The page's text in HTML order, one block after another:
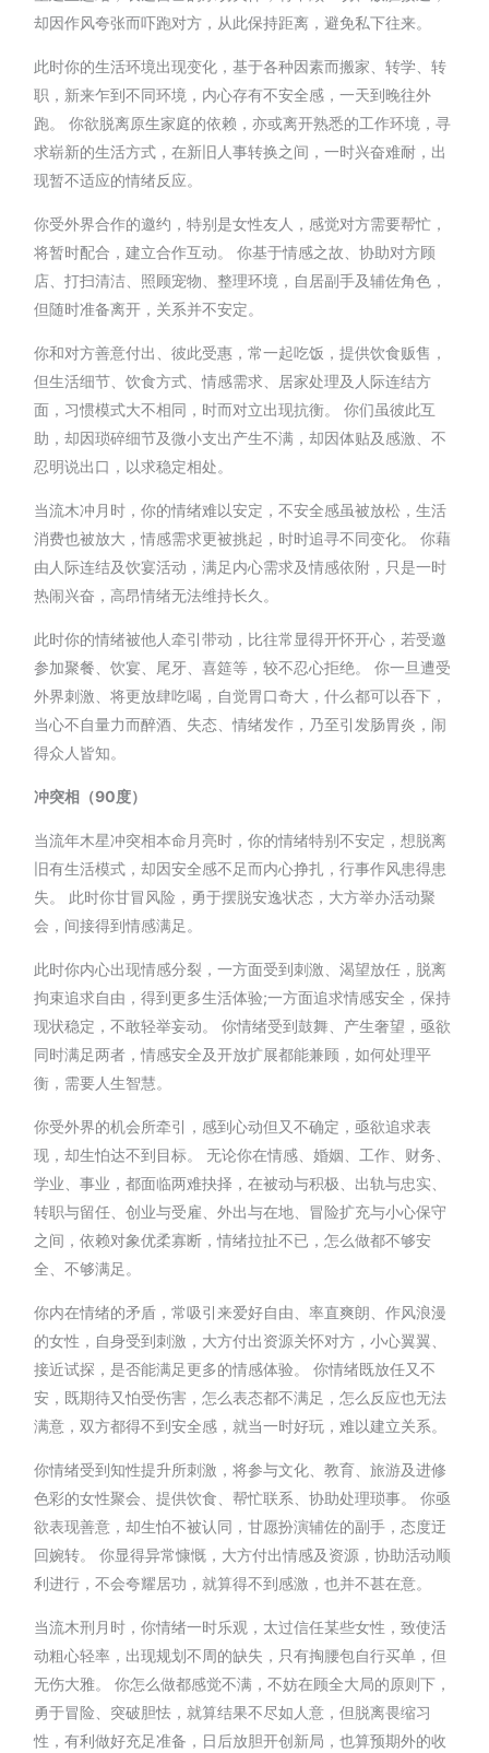
却因作风夸张而吓跑对方，从此保持距离，避免私下往来。
此时你的生活环境出现变化，基于各种因素而搬家、转学、转
职，新来乍到不同环境，内心存有不安全感，一天到晚往外
跑。 你欲脱离原生家庭的依赖，亦或离开熟悉的工作环境，寻
求崭新的生活方式，在新旧人事转换之间，一时兴奋难耐，出
现暂不适应的情绪反应。
你受外界合作的邀约，特别是女性友人，感觉对方需要帮忙，
将暂时配合，建立合作互动。 你基于情感之故、协助对方顾
店、打扫清洁、照顾宠物、整理环境，自居副手及辅佐角色，
但随时准备离开，关系并不安定。
你和对方善意付出、彼此受惠，常一起吃饭，提供饮食贩售，
但生活细节、饮食方式、情感需求、居家处理及人际连结方
面，习惯模式大不相同，时而对立出现抗衡。 你们虽彼此互
助，却因琐碎细节及微小支出产生不满，却因体贴及感激、不
忍明说出口，以求稳定相处。
当流木冲月时，你的情绪难以安定，不安全感虽被放松，生活
消费也被放大，情感需求更被挑起，时时追寻不同变化。 你藉
由人际连结及饮宴活动，满足内心需求及情感依附，只是一时
热闹兴奋，高昂情绪无法维持长久。
此时你的情绪被他人牵引带动，比往常显得开怀开心，若受邀
参加聚餐、饮宴、尾牙、喜筵等，较不忍心拒绝。 你一旦遭受
外界刺激、将更放肆吃喝，自觉胃口奇大，什么都可以吞下，
当心不自量力而醉酒、失态、情绪发作，乃至引发肠胃炎，闹
得众人皆知。
冲突相（90度）
当流年木星冲突相本命月亮时，你的情绪特别不安定，想脱离
旧有生活模式，却因安全感不足而内心挣扎，行事作风患得患
失。 此时你甘冒风险，勇于摆脱安逸状态，大方举办活动聚
会，间接得到情感满足。
此时你内心出现情感分裂，一方面受到刺激、渴望放任，脱离
拘束追求自由，得到更多生活体验;一方面追求情感安全，保持
现状稳定，不敢轻举妄动。 你情绪受到鼓舞、产生奢望，亟欲
同时满足两者，情感安全及开放扩展都能兼顾，如何处理平
衡，需要人生智慧。
你受外界的机会所牵引，感到心动但又不确定，亟欲追求表
现，却生怕达不到目标。 无论你在情感、婚姻、工作、财务、
学业、事业，都面临两难抉择，在被动与积极、出轨与忠实、
转职与留任、创业与受雇、外出与在地、冒险扩充与小心保守
之间，依赖对象优柔寡断，情绪拉扯不已，怎么做都不够安
全、不够满足。
你内在情绪的矛盾，常吸引来爱好自由、率直爽朗、作风浪漫
的女性，自身受到刺激，大方付出资源关怀对方，小心翼翼、
接近试探，是否能满足更多的情感体验。 你情绪既放任又不
安，既期待又怕受伤害，怎么表态都不满足，怎么反应也无法
满意，双方都得不到安全感，就当一时好玩，难以建立关系。
你情绪受到知性提升所刺激，将参与文化、教育、旅游及进修
色彩的女性聚会、提供饮食、帮忙联系、协助处理琐事。 你亟
欲表现善意，却生怕不被认同，甘愿扮演辅佐的副手，态度迂
回婉转。 你显得异常慷慨，大方付出情感及资源，协助活动顺
利进行，不会夸耀居功，就算得不到感激，也并不甚在意。
当流木刑月时，你情绪一时乐观，太过信任某些女性，致使活
动粗心轻率，出现规划不周的缺失，只有掏腰包自行买单，但
无伤大雅。 你怎么做都感觉不满，不妨在顾全大局的原则下，
勇于冒险、突破胆怯，就算结果不尽如人意，但脱离畏缩习
性，有利做好充足准备，日后放胆开创新局，也算预期外的收